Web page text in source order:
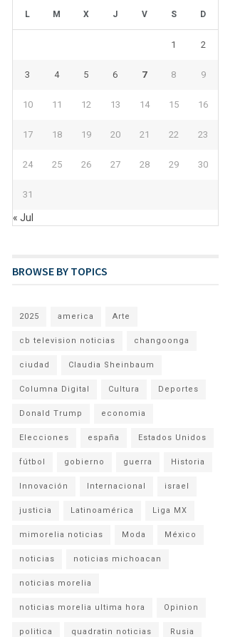
L M X J V S D
1 2
3 4 5 6 7 8 9
10 11 12 13 14 15 16
17 18 19 20 21 22 23
24 25 26 27 28 29 30
31
« Jul
BROWSE BY TOPICS
2025 america Arte
cb television noticias changoonga
ciudad Claudia Sheinbaum
Columna Digital Cultura Deportes
Donald Trump economia
Elecciones españa Estados Unidos
fútbol gobierno guerra Historia
Innovación Internacional israel
justicia Latinoamérica Liga MX
mimorelia noticias Moda México
noticias noticias michoacan
noticias morelia
noticias morelia ultima hora Opinion
politica quadratin noticias Rusia